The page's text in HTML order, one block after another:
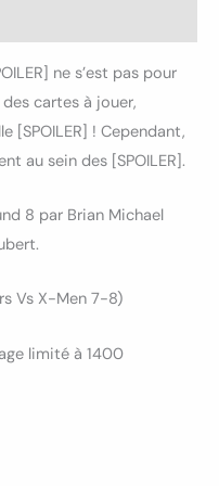
ne s’est pas pour
cartes à jouer,
[SPOILER] ! Cependant,
au sein des [SPOILER].
8 par Brian Michael
Vs X-Men 7-8)
limité à 1400